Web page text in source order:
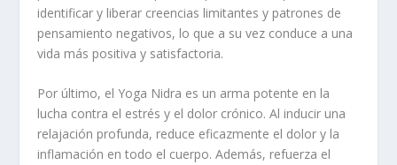
identificar y liberar creencias limitantes y patrones de
pensamiento negativos, lo que a su vez conduce a una
vida más positiva y satisfactoria.
Por último, el Yoga Nidra es un arma potente en la
lucha contra el estrés y el dolor crónico. Al inducir una
relajación profunda, reduce eficazmente el dolor y la
inflamación en todo el cuerpo. Además, refuerza el